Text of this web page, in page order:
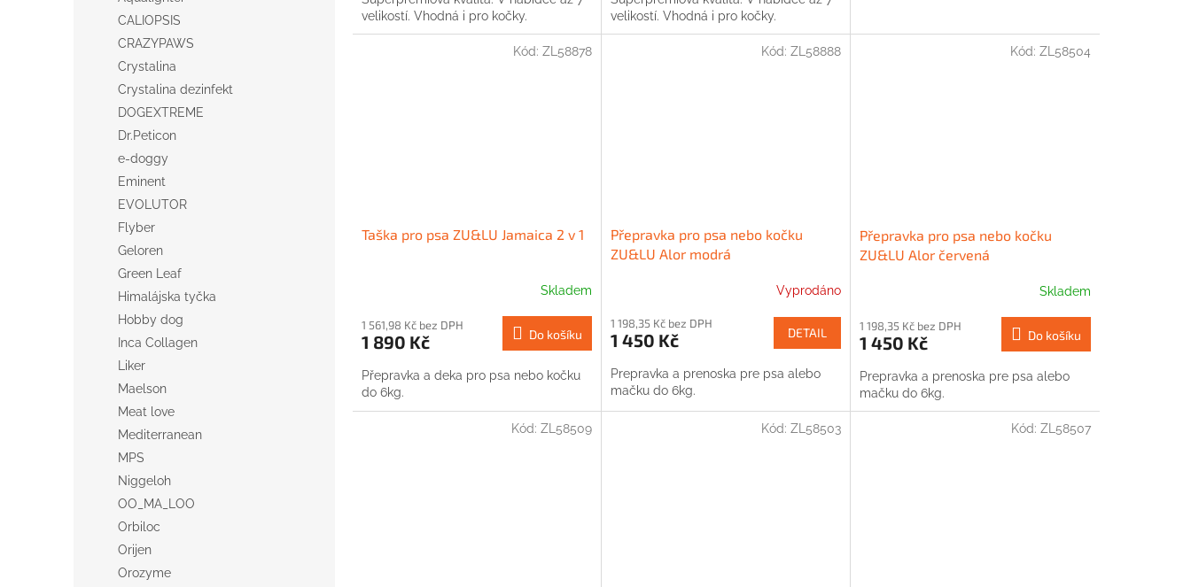
CALIOPSIS
CRAZYPAWS
Crystalina
Crystalina dezinfekt
DOGEXTREME
Dr.Peticon
e-doggy
Eminent
EVOLUTOR
Flyber
Geloren
Green Leaf
Himalájska tyčka
Hobby dog
Inca Collagen
Liker
Maelson
Meat love
Mediterranean
MPS
Niggeloh
OO_MA_LOO
Orbiloc
Orijen
Orozyme
velikostí. Vhodná i pro kočky.
velikostí. Vhodná i pro kočky.
Taška pro psa ZU&LU Jamaica 2 v 1
Skladem
1 561,98 Kč bez DPH
1 890 Kč Do košíku
Přepravka a deka pro psa nebo kočku
do 6kg.
Kód: ZL58878
Přepravka pro psa nebo kočku
ZU&LU Alor modrá
Vyprodáno
1 198,35 Kč bez DPH
1 450 Kč DETAIL
Prepravka a prenoska pre psa alebo
mačku do 6kg.
Kód: ZL58888
Přepravka pro psa nebo kočku
ZU&LU Alor červená
Skladem
1 198,35 Kč bez DPH
1 450 Kč Do košíku
Prepravka a prenoska pre psa alebo
mačku do 6kg.
Kód: ZL58504
Kód: ZL58509 Kód: ZL58503 Kód: ZL58507